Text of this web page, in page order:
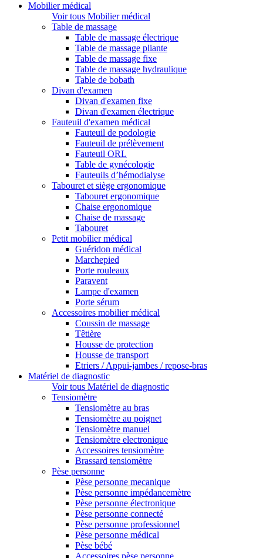
Mobilier médical
Voir tous Mobilier médical
Table de massage
Table de massage électrique
Table de massage pliante
Table de massage fixe
Table de massage hydraulique
Table de bobath
Divan d'examen
Divan d'examen fixe
Divan d'examen électrique
Fauteuil d'examen médical
Fauteuil de podologie
Fauteuil de prélèvement
Fauteuil ORL
Table de gynécologie
Fauteuils d’hémodialyse
Tabouret et siège ergonomique
Tabouret ergonomique
Chaise ergonomique
Chaise de massage
Tabouret
Petit mobilier médical
Guéridon médical
Marchepied
Porte rouleaux
Paravent
Lampe d'examen
Porte sérum
Accessoires mobilier médical
Coussin de massage
Têtière
Housse de protection
Housse de transport
Etriers / Appui-jambes / repose-bras
Matériel de diagnostic
Voir tous Matériel de diagnostic
Tensiomètre
Tensiomètre au bras
Tensiomètre au poignet
Tensiomètre manuel
Tensiomètre electronique
Accessoires tensiomètre
Brassard tensiomètre
Pèse personne
Pèse personne mecanique
Pèse personne impédancemètre
Pèse personne électronique
Pèse personne connecté
Pèse personne professionnel
Pèse personne médical
Pèse bébé
Accessoires pèse personne